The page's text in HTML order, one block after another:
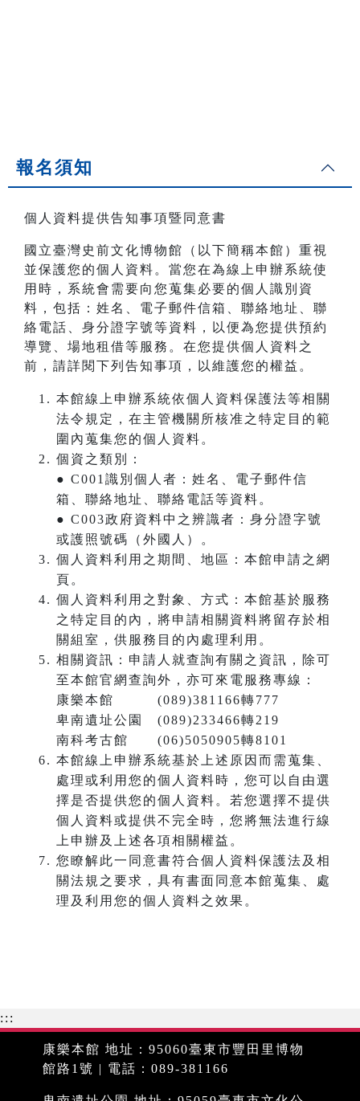
報名須知
個人資料提供告知事項暨同意書
國立臺灣史前文化博物館（以下簡稱本館）重視
並保護您的個人資料。當您在為線上申辦系統使
用時，系統會需要向您蒐集必要的個人識別資
料，包括：姓名、電子郵件信箱、聯絡地址、聯
絡電話、身分證字號等資料，以便為您提供預約
導覽、場地租借等服務。在您提供個人資料之
前，請詳閱下列告知事項，以維護您的權益。
本館線上申辦系統依個人資料保護法等相關
法令規定，在主管機關所核准之特定目的範
圍內蒐集您的個人資料。
個資之類別：
● C001識別個人者：姓名、電子郵件信
箱、聯絡地址、聯絡電話等資料。
● C003政府資料中之辨識者：身分證字號
或護照號碼（外國人）。
個人資料利用之期間、地區：本館申請之網
頁。
個人資料利用之對象、方式：本館基於服務
之特定目的內，將申請相關資料將留存於相
關組室，供服務目的內處理利用。
相關資訊：申請人就查詢有關之資訊，除可
至本館官網查詢外，亦可來電服務專線：
康樂本館 (089)381166轉777
卑南遺址公園 (089)233466轉219
南科考古館 (06)5050905轉8101
本館線上申辦系統基於上述原因而需蒐集、
處理或利用您的個人資料時，您可以自由選
擇是否提供您的個人資料。若您選擇不提供
個人資料或提供不完全時，您將無法進行線
上申辦及上述各項相關權益。
您瞭解此一同意書符合個人資料保護法及相
關法規之要求，具有書面同意本館蒐集、處
理及利用您的個人資料之效果。
:::
康樂本館 地址：95060臺東市豐田里博物
館路1號 | 電話：089-381166